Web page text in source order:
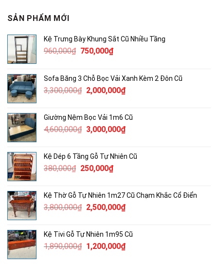
SẢN PHẨM MỚI
Kệ Trưng Bày Khung Sắt Cũ Nhiều Tầng
960,000₫ Giá
960,000₫.
750,000₫Giá
là:
750,000₫.
Sofa Băng 3 Chỗ Bọc Vải Xanh Kèm 2 Đôn Cũ
3,300,000₫ Giá
3,300,000₫.
2,000,000₫Giá
là:
2,000,000₫.
Giường Nệm Bọc Vải 1m6 Cũ
4,600,000₫ Giá
4,600,000₫.
3,000,000₫Giá
là:
Kệ Dép 6 Tầng Gỗ Tự Nhiên Cũ
380,000₫ Giá
380,000₫.
250,000₫Giá
là:
250,000₫.
Kệ Thờ Gỗ Tự Nhiên 1m27 Cũ Chạm Khắc Cổ Điển
3,800,000₫ Giá
3,800,000₫.
2,500,000₫Giá
là:
2,500,000₫.
Kệ Tivi Gỗ Tự Nhiên 1m95 Cũ
1,890,000₫ Giá
1,200,000₫Giá